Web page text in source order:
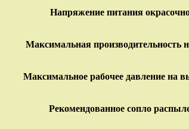
Напряжение питания
Максимальная производительность
Максимальное рабочее давление на
Рекомендованное сопло